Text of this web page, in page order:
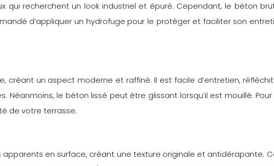
qui recherchent un look industriel et épuré. Cependant, le béton
d’appliquer un hydrofuge pour le protéger et faciliter son
créant un aspect moderne et raffiné. Il est facile d’entretien,
le béton lissé peut être glissant lorsqu’il est mouillé.
de votre terrasse.
en surface, créant une texture originale et antidérapante.